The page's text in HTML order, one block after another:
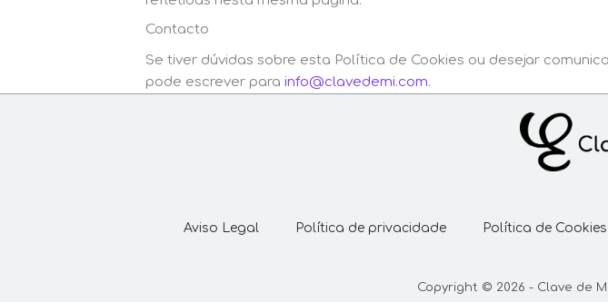
Contacto
Se tiver dúvidas sobre esta Política de Cookies ou desejar
pode escrever para info@clavedemi.com.
Aviso Legal Política de privacidade Política de Cookies
Copyright © 2026 - Clave de